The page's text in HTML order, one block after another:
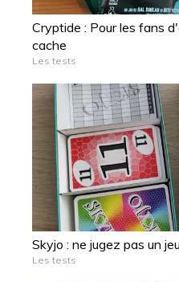
Cryptide : Pour les fans
cache
Les tests
Skyjo : ne jugez pas un
Les tests